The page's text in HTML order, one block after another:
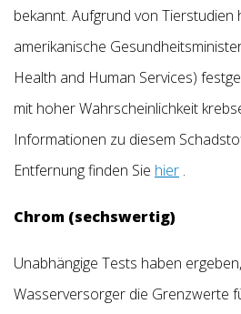
bekannt. Aufgrund von Tierstudien
amerikanische
Health and Human Services)
mit hoher Wahrscheinlichkeit
Informationen zu diesem
Entfernung finden Sie hier .
Chrom (sechswertig)
Unabhängige Tests haben
Wasserversorger die Grenzwerte